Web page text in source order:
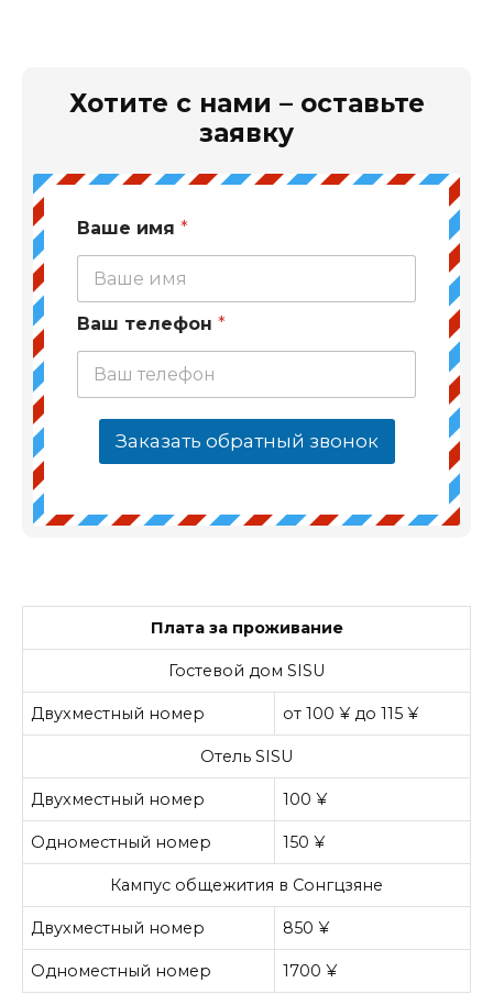
Хотите с нами – оставьте
заявку
Ваше имя *
Ваш телефон *
Заказать обратный звонок
Плата за проживание
Гостевой дом SISU
Двухместный номер от 100 ¥ до 115 ¥
Отель SISU
Двухместный номер 100 ¥
Одноместный номер 150 ¥
Кампус общежития в Сонгцзяне
Двухместный номер 850 ¥
Одноместный номер 1700 ¥